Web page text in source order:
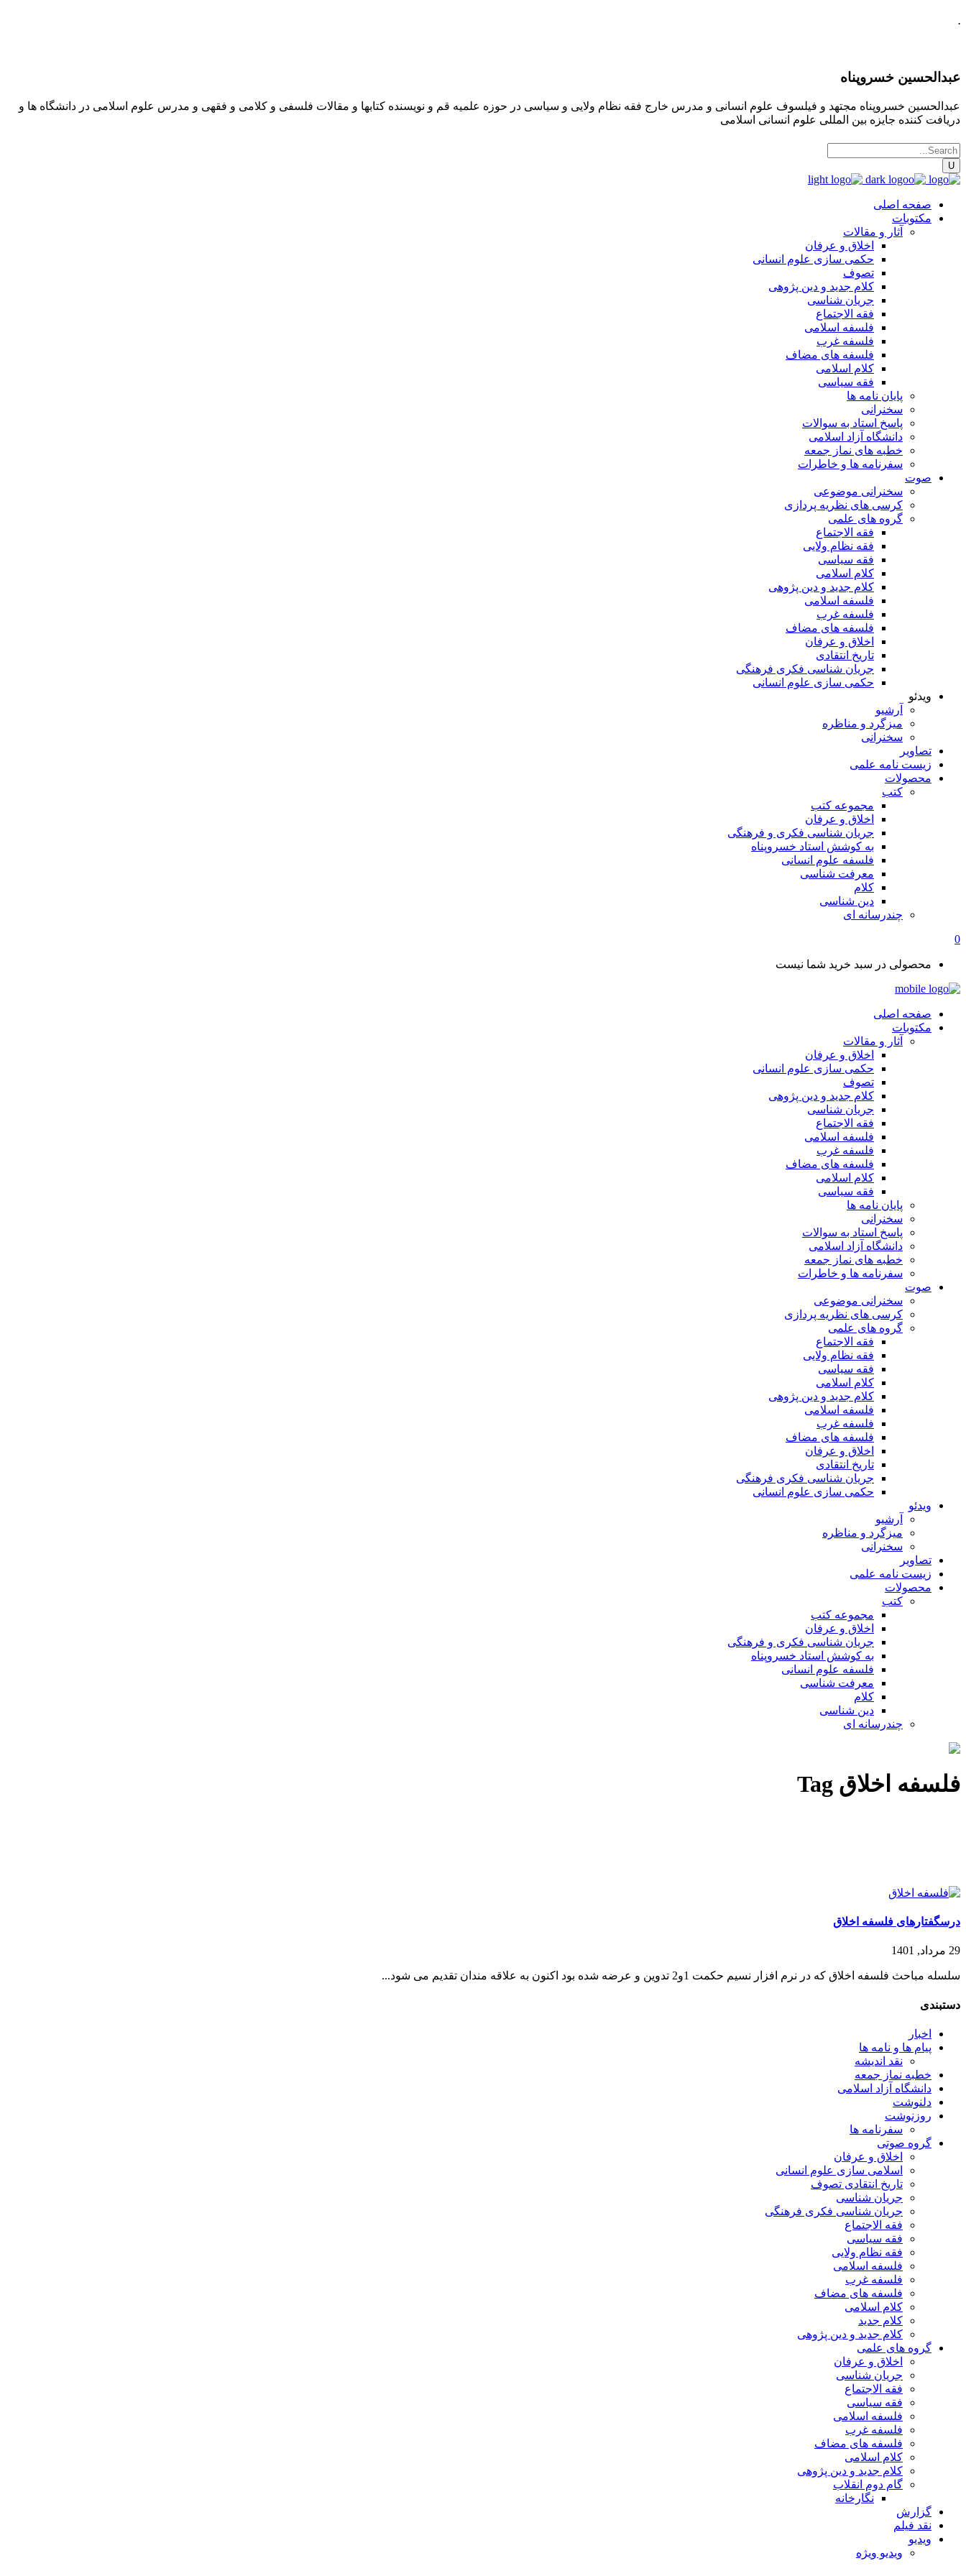
.
عبدالحسین خسروپناه
عبدالحسین خسروپناه مجتهد و فیلسوف علوم انسانی و مدرس خارج فقه نظام ولایی و سیاسی در حوزه علمیه قم و نویسنده کتابها و مقالات فلسفی و کلامی و فقهی و مدرس علوم اسلامی در دانشگاه ها و
دریافت کننده جایزه بین المللی علوم انسانی اسلامی
صفحه اصلی
مکتوبات
آثار و مقالات
اخلاق و عرفان
حکمی سازی علوم انسانی
تصوف
کلام جدید و دین پژوهی
جریان شناسی
فقه الاجتماع
فلسفه اسلامی
فلسفه غرب
فلسفه های مضاف
کلام اسلامی
فقه سیاسی
پایان نامه ها
سخنرانی
پاسخ استاد به سوالات
دانشگاه آزاد اسلامی
خطبه های نماز جمعه
سفرنامه ها و خاطرات
صوت
سخنرانی موضوعی
کرسی های نظریه پردازی
گروه های علمی
فقه الاجتماع
فقه نظام ولایی
فقه سیاسی
کلام اسلامی
کلام جدید و دین پژوهی
فلسفه اسلامی
فلسفه غرب
فلسفه های مضاف
اخلاق و عرفان
تاریخ انتقادی
جریان شناسی فکری فرهنگی
حکمی سازی علوم انسانی
ویدئو
آرشیو
میزگرد و مناظره
سخنرانی
تصاویر
زیست نامه علمی
محصولات
کتب
مجموعه کتب
اخلاق و عرفان
جریان شناسی فکری و فرهنگی
به کوشش استاد خسروپناه
فلسفه علوم انسانی
معرفت شناسی
کلام
دین شناسی
چندرسانه ای
0
محصولی در سبد خرید شما نیست
صفحه اصلی
مکتوبات
آثار و مقالات
اخلاق و عرفان
حکمی سازی علوم انسانی
تصوف
کلام جدید و دین پژوهی
جریان شناسی
فقه الاجتماع
فلسفه اسلامی
فلسفه غرب
فلسفه های مضاف
کلام اسلامی
فقه سیاسی
پایان نامه ها
سخنرانی
پاسخ استاد به سوالات
دانشگاه آزاد اسلامی
خطبه های نماز جمعه
سفرنامه ها و خاطرات
صوت
سخنرانی موضوعی
کرسی های نظریه پردازی
گروه های علمی
فقه الاجتماع
فقه نظام ولایی
فقه سیاسی
کلام اسلامی
کلام جدید و دین پژوهی
فلسفه اسلامی
فلسفه غرب
فلسفه های مضاف
اخلاق و عرفان
تاریخ انتقادی
جریان شناسی فکری فرهنگی
حکمی سازی علوم انسانی
ویدئو
آرشیو
میزگرد و مناظره
سخنرانی
تصاویر
زیست نامه علمی
محصولات
کتب
مجموعه کتب
اخلاق و عرفان
جریان شناسی فکری و فرهنگی
به کوشش استاد خسروپناه
فلسفه علوم انسانی
معرفت شناسی
کلام
دین شناسی
چندرسانه ای
فلسفه اخلاق Tag
درسگفتارهای فلسفه اخلاق
29 مرداد, 1401
سلسله مباحث فلسفه اخلاق که در نرم افزار نسیم حکمت 1و2 تدوین و عرضه شده بود اکنون به علاقه مندان تقدیم می شود...
دستبندی
اخبار
پیام ها و نامه ها
نقد اندیشه
خطبه نماز جمعه
دانشگاه آزاد اسلامی
دلنوشت
روزنوشت
سفرنامه ها
گروه صوتی
اخلاق و عرفان
اسلامی سازی علوم انسانی
تاریخ انتقادی تصوف
جریان شناسی
جریان شناسی فکری فرهنگی
فقه الاجتماع
فقه سیاسی
فقه نظام ولایی
فلسفه اسلامی
فلسفه غرب
فلسفه های مضاف
کلام اسلامی
کلام جدید
کلام جدید و دین پژوهی
گروه های علمی
اخلاق و عرفان
جریان شناسی
فقه الاجتماع
فقه سیاسی
فلسفه اسلامی
فلسفه غرب
فلسفه های مضاف
کلام اسلامی
کلام جدید و دین پژوهی
گام دوم انقلاب
نگارخانه
گزارش
نقد فیلم
ویدیو
ویدیو ویژه